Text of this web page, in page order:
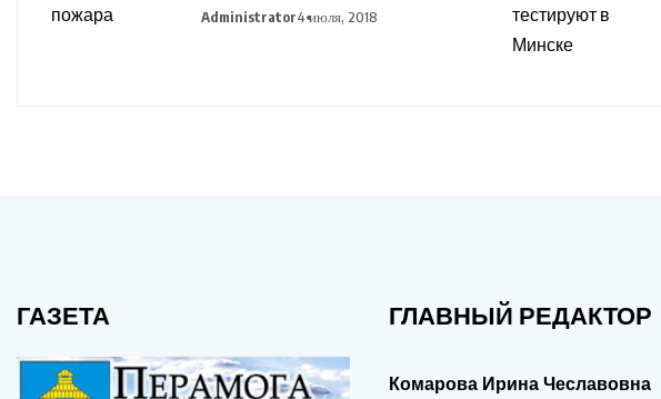
Administrator4 июля, 2018
ГАЗЕТА ГЛАВНЫЙ РЕДАКТОР
Комарова Ирина Чеславовна